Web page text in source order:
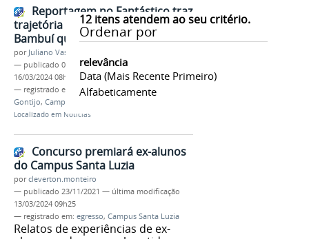
12itens atendem ao seu critério.
Ordenar por
relevância
Data (mais Recente Primeiro)
Alfabeticamente
Reportagem no Fantástico traz
trajetória de ex-aluno do Campus
Bambuí que atua na Nasa
por Juliano Vasconcelos Magalhães Tavares
— publicado 04/08/2020—última modificação
16/03/2024 08h54
— registrado em:
Fantástico,egresso,Ivair
Gontijo, Campus Bambuí
Localizado em Notícias
Concurso premiará ex-alunos
do Campus Santa Luzia
porcleverton.monteiro
— publicado 23/11/2021 — última modificação
13/03/2024 09h25
— registrado em: egresso, Campus Santa Luzia
Relatos de experiências de ex-